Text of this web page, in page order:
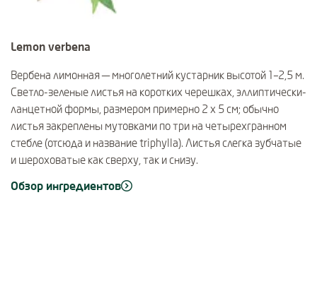
Lemon verbena
Вербена лимонная — многолетний кустарник высотой 1–2,5 м.
Светло-зеленые листья на коротких черешках, эллиптически-
ланцетной формы, размером примерно 2 х 5 см; обычно
листья закреплены мутовками по три на четырехгранном
стебле (отсюда и название triphylla). Листья слегка зубчатые
и шероховатые как сверху, так и снизу.
Обзор ингредиентов